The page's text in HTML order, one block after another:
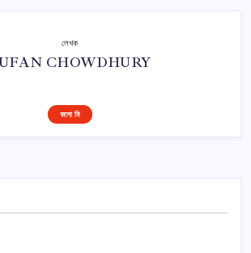
লেখক
CHOWDHURY
ফলো মি